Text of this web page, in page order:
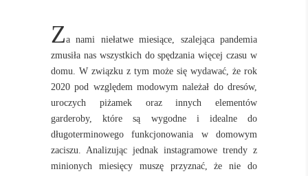
Za nami niełatwe miesiące, szalejąca pandemia
zmusiła nas wszystkich do spędzania więcej czasu w
domu. W związku z tym może się wydawać, że rok
2020 pod względem modowym należał do dresów,
uroczych piżamek oraz innych elementów
garderoby, które są wygodne i idealne do
długoterminowego funkcjonowania w domowym
zaciszu. Analizując jednak instagramowe trendy z
minionych miesięcy muszę przyznać, że nie do